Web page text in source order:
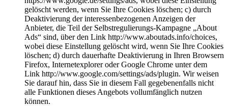
gelöscht werden, wenn Sie Ihre Cookies löschen; c) durch
Deaktivierung der interessenbezogenen Anzeigen der
Anbieter, die Teil der Selbstregulierungs-Kampagne „About
Ads“ sind, über den Link http://www.aboutads.info/choices,
wobei diese Einstellung gelöscht wird, wenn Sie Ihre Cookies
löschen; d) durch dauerhafte Deaktivierung in Ihren Browsern
Firefox, Internetexplorer oder Google Chrome unter dem
Link http://www.google.com/settings/ads/plugin. Wir weisen
Sie darauf hin, dass Sie in diesem Fall gegebenenfalls nicht
alle Funktionen dieses Angebots vollumfänglich nutzen
können.